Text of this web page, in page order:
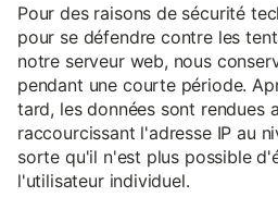
Pour des raisons de sécurité
pour se défendre contre les
notre serveur web, nous
pendant une courte période.
tard, les données sont rendues
raccourcissant l'adresse IP au
sorte qu'il n'est plus possible
l'utilisateur individuel.